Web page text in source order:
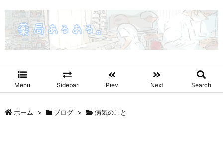
Menu Sidebar Prev Next Search
ホーム > ブログ > 病気のこと